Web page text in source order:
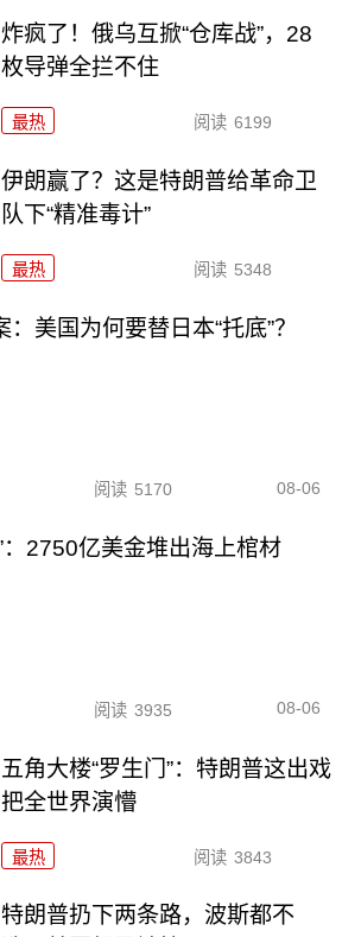
炸疯了！俄乌互掀“仓库战”，28
枚导弹全拦不住
最热 阅读 6199
伊朗赢了？这是特朗普给革命卫
队下“精准毒计”
最热 阅读 5348
美国为何要替日本“托底”？
阅读 5170 08-06
：2750亿美金堆出海上棺材
阅读 3935 08-06
五角大楼“罗生门”：特朗普这出戏
把全世界演懵
最热 阅读 3843
特朗普扔下两条路，波斯都不